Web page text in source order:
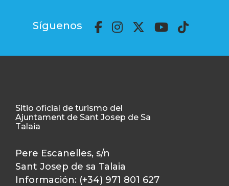
Síguenos
Sitio oficial de turismo del
Ajuntament de Sant Josep de Sa
Talaia
Pere Escanelles, s/n
Sant Josep de sa Talaia
Información: (+34) 971 801 627